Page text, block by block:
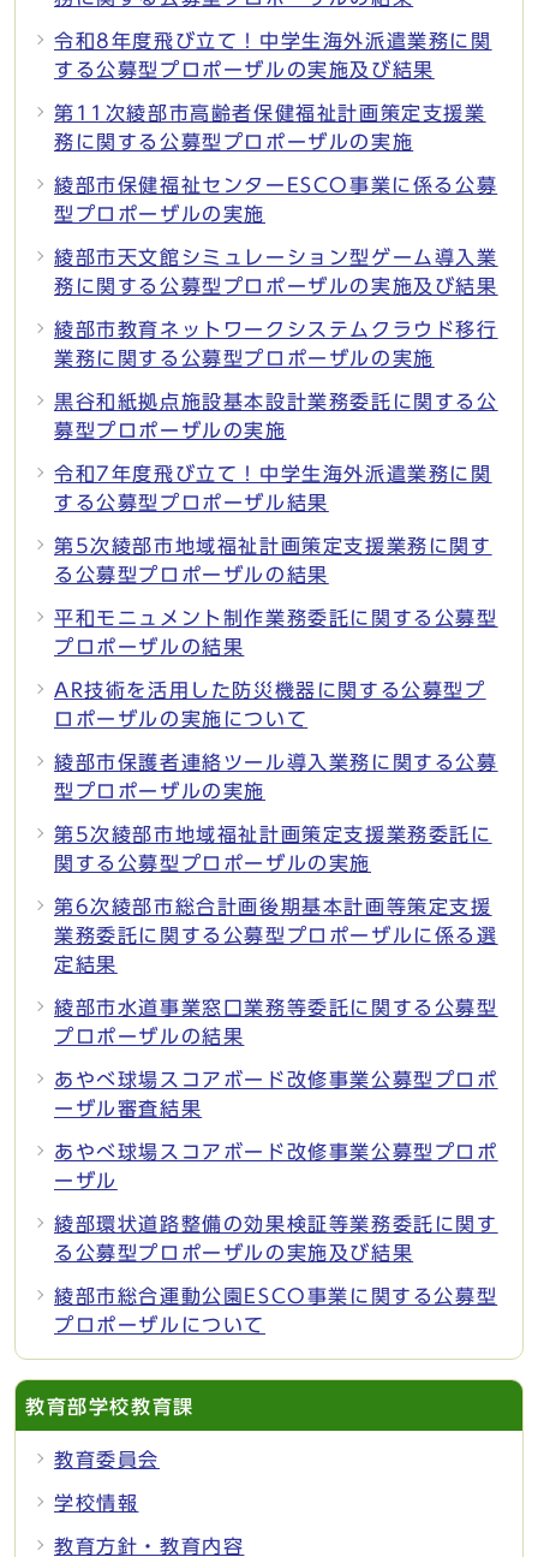
令和8年度飛び立て！中学生海外派遣業務に関
する公募型プロポーザルの実施及び結果
第11次綾部市高齢者保健福祉計画策定支援業
務に関する公募型プロポーザルの実施
綾部市保健福祉センターESCO事業に係る公募
型プロポーザルの実施
綾部市天文館シミュレーション型ゲーム導入業
務に関する公募型プロポーザルの実施及び結果
綾部市教育ネットワークシステムクラウド移行
業務に関する公募型プロポーザルの実施
黒谷和紙拠点施設基本設計業務委託に関する公
募型プロポーザルの実施
令和7年度飛び立て！中学生海外派遣業務に関
する公募型プロポーザル結果
第5次綾部市地域福祉計画策定支援業務に関す
る公募型プロポーザルの結果
平和モニュメント制作業務委託に関する公募型
プロポーザルの結果
AR技術を活用した防災機器に関する公募型プ
ロポーザルの実施について
綾部市保護者連絡ツール導入業務に関する公募
型プロポーザルの実施
第5次綾部市地域福祉計画策定支援業務委託に
関する公募型プロポーザルの実施
第6次綾部市総合計画後期基本計画等策定支援
業務委託に関する公募型プロポーザルに係る選
定結果
綾部市水道事業窓口業務等委託に関する公募型
プロポーザルの結果
あやべ球場スコアボード改修事業公募型プロポ
ーザル審査結果
あやべ球場スコアボード改修事業公募型プロポ
ーザル
綾部環状道路整備の効果検証等業務委託に関す
る公募型プロポーザルの実施及び結果
綾部市総合運動公園ESCO事業に関する公募型
プロポーザルについて
教育部学校教育課
教育委員会
学校情報
教育方針・教育内容